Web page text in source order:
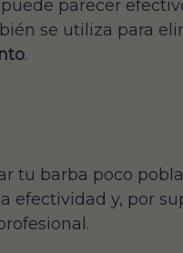
parecer
se utiliza para
.
tu barba poco
efectividad y, por